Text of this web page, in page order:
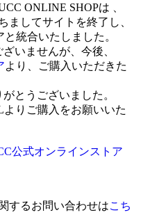
ONLINE SHOPは 、
ましてサイトを終了し、
統合いたしました。
いませんが、今後、
より、ご購入いただきた
とうございました。
りご購入をお願いいた
公式オンラインストア
するお問い合わせはこち